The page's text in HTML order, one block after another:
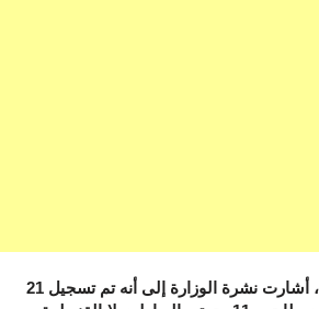
وبخصوص حالات الوفاة، أشارت نشرة الوزارة إلى أنه تم تسجيل 21